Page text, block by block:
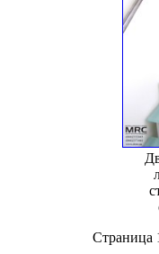
Страница